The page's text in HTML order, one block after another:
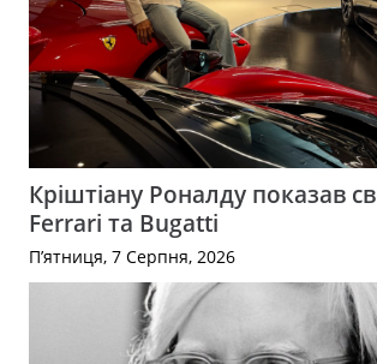
Кріштіану Роналду показав
Ferrari та Bugatti
П’ятниця, 7 Серпня, 2026